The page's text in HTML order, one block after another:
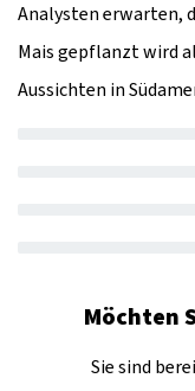
Analysten erwarten,
Mais gepflanzt wird
Aussichten in
Möchten
Sie sind